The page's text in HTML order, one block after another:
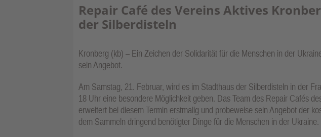
Repair Café des Vereins Aktives
der Silberdisteln
Kronberg (kb) – Ein Zeichen der Solidarität für die Menschen in der
sein Angebot.
Am Samstag, 21. Februar, wird es im Stadthaus der Silberdisteln in der
18 Uhr eine besondere Möglichkeit geben. Das Team des Repair Cafés
erweitert bei diesem Termin erstmalig und probeweise sein Angebot der
dem Sammeln dringend benötigter Dinge für die Menschen in der Ukraine.